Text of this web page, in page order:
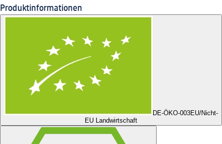
Produktinformationen
DE-ÖKO-003EU/Nicht-
EU Landwirtschaft